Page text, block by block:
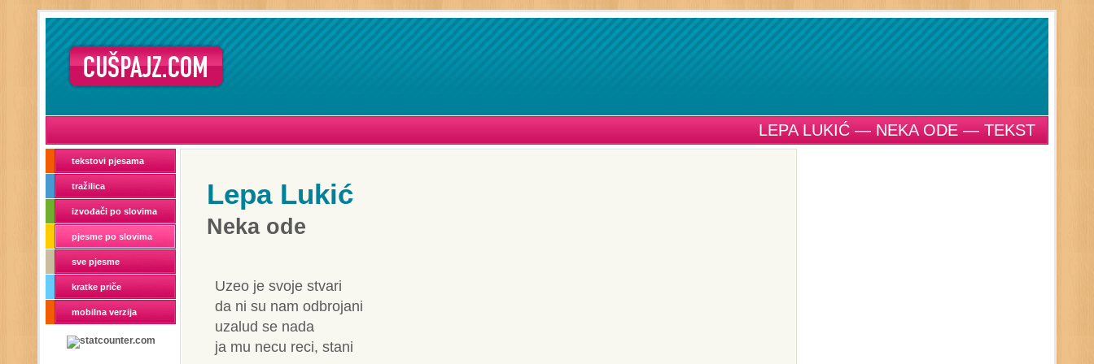
LEPA LUKIĆ — NEKA ODE — TEKST
tekstovi pjesama
tražilica
izvođači po slovima
pjesme po slovima
sve pjesme
kratke priče
mobilna verzija
Lepa Lukić
Neka ode
Uzeo je svoje stvari
da ni su nam odbrojani
uzalud se nada
ja mu necu reci, stani